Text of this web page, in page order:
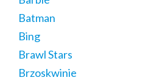
Batman
Bing
Brawl Stars
Brzoskwinie